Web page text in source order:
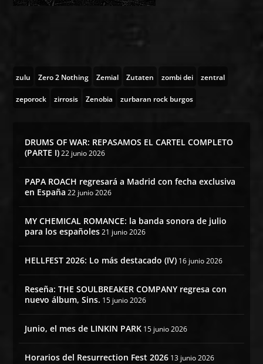
zulu Zero 2 Nothing Zemial Zutaten zombi dei zentral
zeporock zirrosis Zenobia zurbaran rock burgos
DRUMS OF WAR: REPASAMOS EL CARTEL COMPLETO
(PARTE I) 22 junio 2026
PAPA ROACH regresará a Madrid con fecha exclusiva
en España 22 junio 2026
MY CHEMICAL ROMANCE: la banda sonora de julio
para los españoles 21 junio 2026
HELLFEST 2026: Lo más destacado (IV) 16 junio 2026
Reseña: THE SOULBREAKER COMPANY regresa con
nuevo álbum, Sins. 15 junio 2026
Junio, el mes de LINKIN PARK 15 junio 2026
Horarios del Resurrection Fest 2026 13 junio 2026